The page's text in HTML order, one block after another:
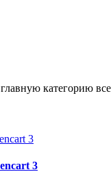
категорию
3